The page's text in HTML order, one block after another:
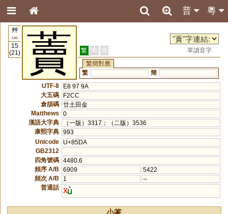
粵
普
艸
140
15
(21)
藚 繁 簡 港
單讀音字
繁簡對應
繁
簡
UTF-8
E8 97 9A
大五碼
F2CC
倉頡碼 廿土田金
Matthews
0
漢語大字典
（一版）3317；（二版）3536
康熙字典 993
Unicode
U+85DA
GB2312
四角號碼 4480.6
頻序 A/B
6909
5422
頻次 A/B
1
--
普通話 x
小篆